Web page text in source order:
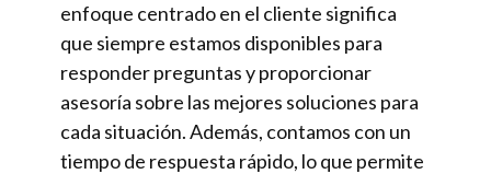
enfoque centrado en el cliente significa
que siempre estamos disponibles para
responder preguntas y proporcionar
asesoría sobre las mejores soluciones para
cada situación. Además, contamos con un
tiempo de respuesta rápido, lo que permite